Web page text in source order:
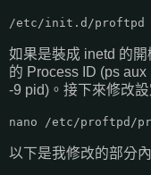
/etc/init.d/proftpd
如果是裝成 inetd 的
的 Process ID (ps aux
-9 pid)。接下來修改設
nano /etc/proftpd/
以下是我修改的部分